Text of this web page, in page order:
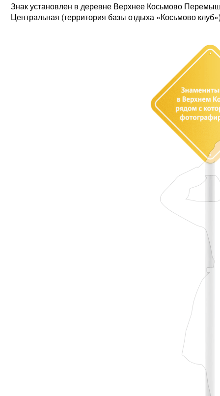
Знак установлен в деревне Верхнее Косьмово
Центральная (территория базы отдыха «Косьмово